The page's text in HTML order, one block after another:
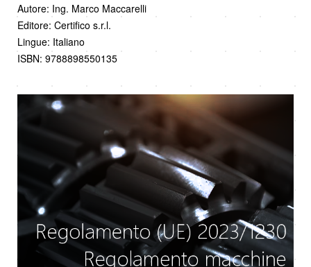
Autore: Ing. Marco Maccarelli
Editore: Certifico s.r.l.
Lingue: Italiano
ISBN: 9788898550135